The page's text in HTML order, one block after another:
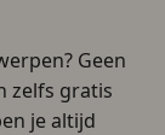
Geen
zelfs gratis
je altijd